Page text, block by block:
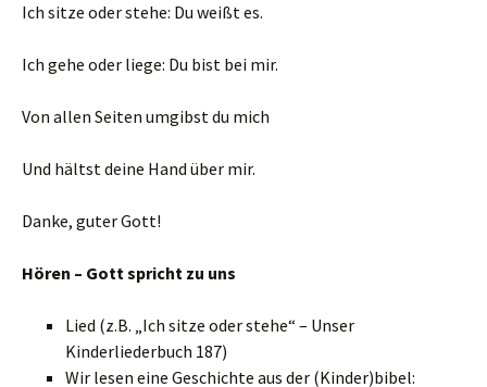
Ich sitze oder stehe: Du weißt es.
Ich gehe oder liege: Du bist bei mir.
Von allen Seiten umgibst du mich
Und hältst deine Hand über mir.
Danke, guter Gott!
Hören – Gott spricht zu uns
Lied (z.B. „Ich sitze oder stehe“ – Unser
Kinderliederbuch 187)
Wir lesen eine Geschichte aus der (Kinder)bibel: